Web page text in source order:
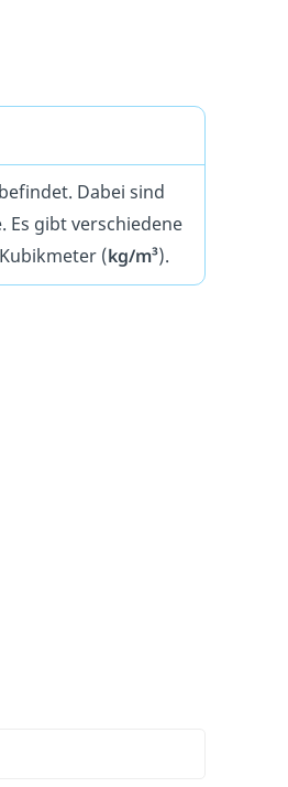
befindet. Dabei sind
Es gibt verschiedene
(kg/m³).